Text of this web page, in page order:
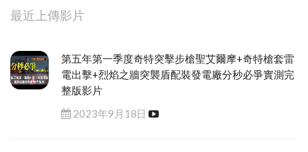
最近上傳影片
第五年第一季度奇特突擊步槍聖艾爾摩+奇特槍套雷
電出擊+烈焰之牆突襲盾配裝發電廠分秒必爭實測完
整版影片
2023年9月18日